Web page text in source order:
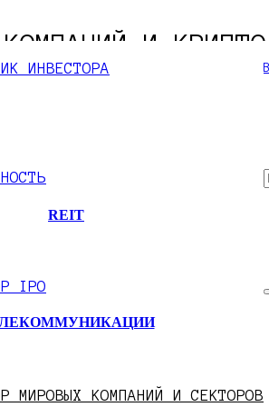
ИНВЕСТОРА
IPO
МИРОВЫХ КОМПАНИЙ И СЕКТОРОВ
И
МИРОВЫХ КОМПАНИЙ И
REIT